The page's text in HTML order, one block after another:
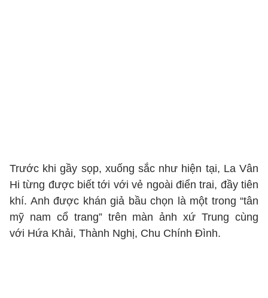
Trước khi gầy sọp, xuống sắc như hiện tại, La Vân
Hi từng được biết tới với vẻ ngoài điển trai, đầy tiên
khí. Anh được khán giả bầu chọn là một trong “tân
mỹ nam cổ trang” trên màn ảnh xứ Trung cùng
với Hứa Khải, Thành Nghị, Chu Chính Đình.